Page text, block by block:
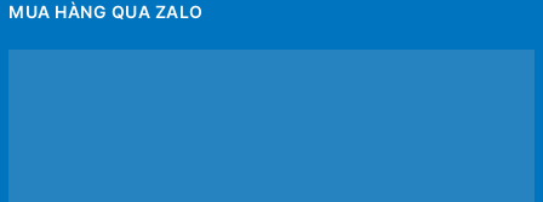
MUA HÀNG QUA ZALO